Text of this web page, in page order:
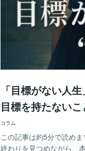
「目標がない人
目標を持たない
コラム
この記事は約5分で読め
終わりを見つめながら、